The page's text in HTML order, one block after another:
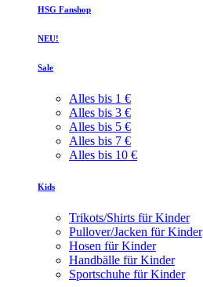
HSG Fanshop
NEU!
Sale
Alles bis 1 €
Alles bis 3 €
Alles bis 5 €
Alles bis 7 €
Alles bis 10 €
Kids
Trikots/Shirts für Kinder
Pullover/Jacken für Kinder
Hosen für Kinder
Handbälle für Kinder
Sportschuhe für Kinder